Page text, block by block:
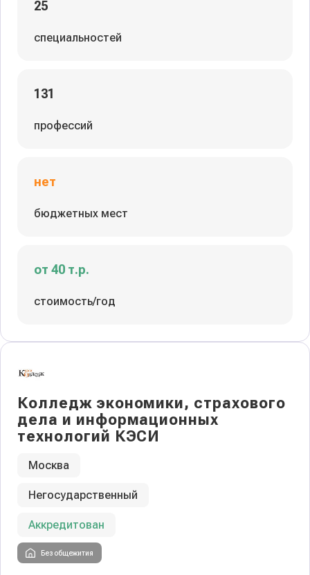
25
специальностей
131
профессий
нет
бюджетных мест
от 40 т.р.
стоимость/год
Колледж экономики, страхового
дела и информационных
технологий КЭСИ
Москва
Негосударственный
Аккредитован
Без общежития